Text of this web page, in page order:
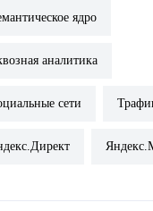
ядро
аналитика
сети